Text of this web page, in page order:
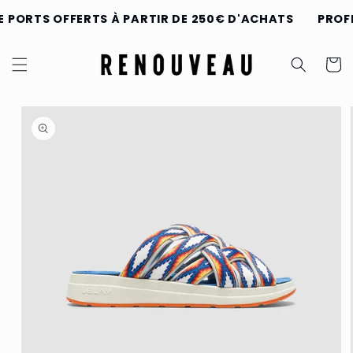
passer
PORTS OFFERTS À PARTIR DE 250€ D'ACHATS
Panier
informations
produits